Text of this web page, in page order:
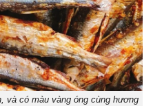
và có màu vàng óng cùng hương